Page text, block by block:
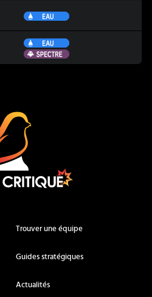
Eau
Eau
Spectre
Trouver une équipe
Guides stratégiques
Actualités